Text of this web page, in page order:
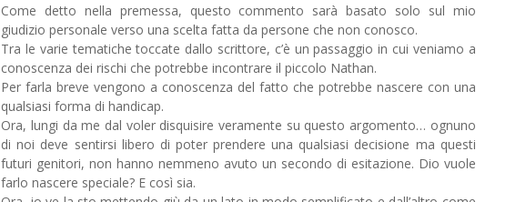
Come detto nella premessa, questo commento sarà basato solo sul mio
giudizio personale verso una scelta fatta da persone che non conosco.
Tra le varie tematiche toccate dallo scrittore, c’è un passaggio in cui veniamo a
conoscenza dei rischi che potrebbe incontrare il piccolo Nathan.
Per farla breve vengono a conoscenza del fatto che potrebbe nascere con una
qualsiasi forma di handicap.
Ora, lungi da me dal voler disquisire veramente su questo argomento… ognuno
di noi deve sentirsi libero di poter prendere una qualsiasi decisione ma questi
futuri genitori, non hanno nemmeno avuto un secondo di esitazione. Dio vuole
farlo nascere speciale? E così sia.